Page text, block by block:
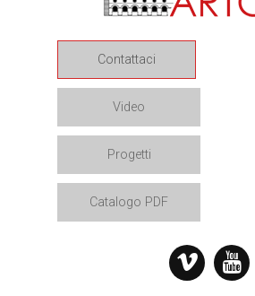
Contattaci
Video
Progetti
Catalogo PDF